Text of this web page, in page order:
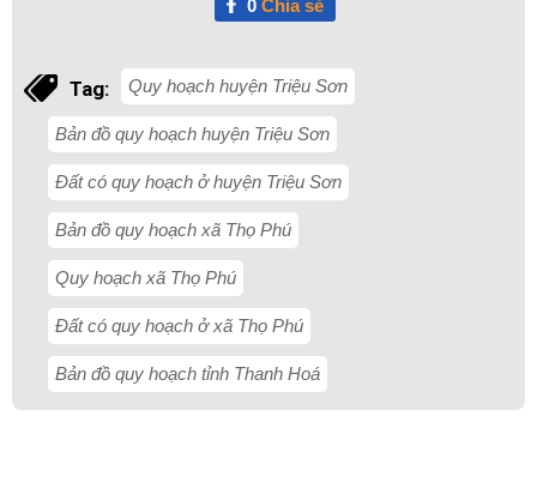
0Chia sẻ
Tag: Quy hoạch huyện Triệu Sơn
Bản đồ quy hoạch huyện Triệu Sơn
Đất có quy hoạch ở huyện Triệu Sơn
Bản đồ quy hoạch xã Thọ Phú
Quy hoạch xã Thọ Phú
Đất có quy hoạch ở xã Thọ Phú
Bản đồ quy hoạch tỉnh Thanh Hoá